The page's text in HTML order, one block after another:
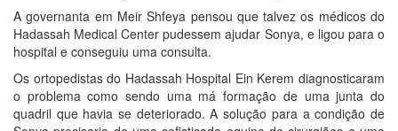
A governanta em Meir Shfeya pensou que talvez os médicos do
Hadassah Medical Center pudessem ajudar Sonya, e ligou para o
hospital e conseguiu uma consulta.
Os ortopedistas do Hadassah Hospital Ein Kerem diagnosticaram
o problema como sendo uma má formação de uma junta do
quadril que havia se deteriorado. A solução para a condição de